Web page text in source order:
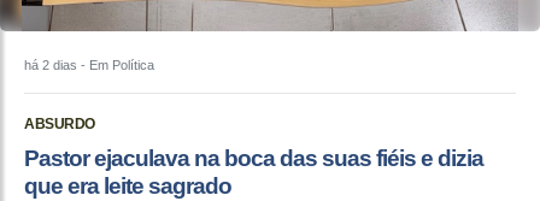
há 2 dias - Em Política
ABSURDO
Pastor ejaculava na boca das suas fiéis e dizia
que era leite sagrado